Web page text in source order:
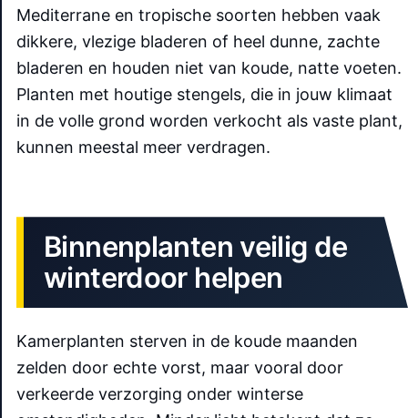
Mediterrane en tropische soorten hebben vaak
dikkere, vlezige bladeren of heel dunne, zachte
bladeren en houden niet van koude, natte voeten.
Planten met houtige stengels, die in jouw klimaat
in de volle grond worden verkocht als vaste plant,
kunnen meestal meer verdragen.
Binnenplanten veilig de
winterdoor helpen
Kamerplanten sterven in de koude maanden
zelden door echte vorst, maar vooral door
verkeerde verzorging onder winterse